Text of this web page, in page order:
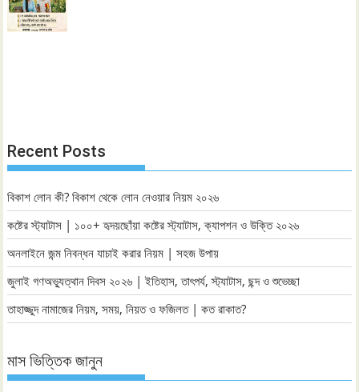
Recent Posts
বিকাশ লোন কী? বিকাশ থেকে লোন নেওয়ার নিয়ম ২০২৬
কষ্টের স্ট্যাটাস | ১০০+ হৃদয়ছোঁয়া কষ্টের স্ট্যাটাস, ক্যাপশন ও উক্তি ২০২৬
অনলাইনে জন্ম নিবন্ধন যাচাই করার নিয়ম | সহজ উপায়
জুলাই গণঅভ্যুত্থান দিবস ২০২৬ | ইতিহাস, তাৎপর্য, স্ট্যাটাস, ছন্দ ও শুভেচ্ছা
তাহাজ্জুদ নামাজের নিয়ম, সময়, নিয়ত ও ফজিলত | কত রাকাত?
মাস ভিত্তিক জানুন